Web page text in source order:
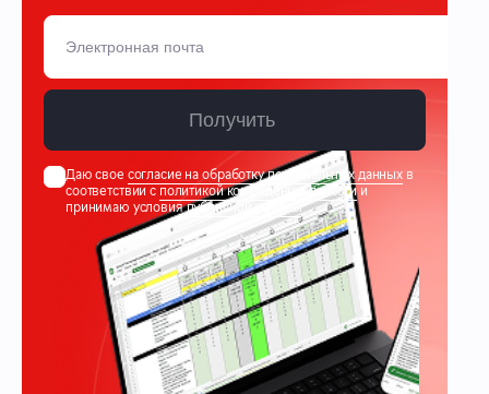
Получить
Даю свое согласие на обработку персональных данных в
соответствии сполитикой конфиденциальностии
принимаю условияпубличной оферты